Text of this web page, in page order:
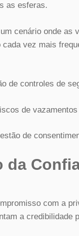
as esferas.
cenário onde as
cada vez mais
de controles de
de
de
da
com a
a credibilidade